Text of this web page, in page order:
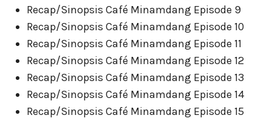
Recap/Sinopsis Café Minamdang Episode 9
Recap/Sinopsis Café Minamdang Episode 10
Recap/Sinopsis Café Minamdang Episode 11
Recap/Sinopsis Café Minamdang Episode 12
Recap/Sinopsis Café Minamdang Episode 13
Recap/Sinopsis Café Minamdang Episode 14
Recap/Sinopsis Café Minamdang Episode 15